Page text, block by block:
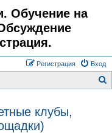
Обучение на
Вход
Регистрация
клубы,